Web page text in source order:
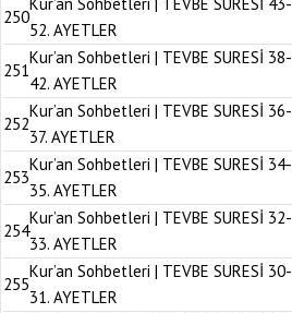
250
52. AYETLER
251
Kur’an Sohbetleri | TEVBE SURESİ 38-
42. AYETLER
252
Kur’an Sohbetleri | TEVBE SURESİ 36-
37. AYETLER
253
Kur’an Sohbetleri | TEVBE SURESİ 34-
35. AYETLER
254
Kur’an Sohbetleri | TEVBE SURESİ 32-
33. AYETLER
255
Kur’an Sohbetleri | TEVBE SURESİ 30-
31. AYETLER